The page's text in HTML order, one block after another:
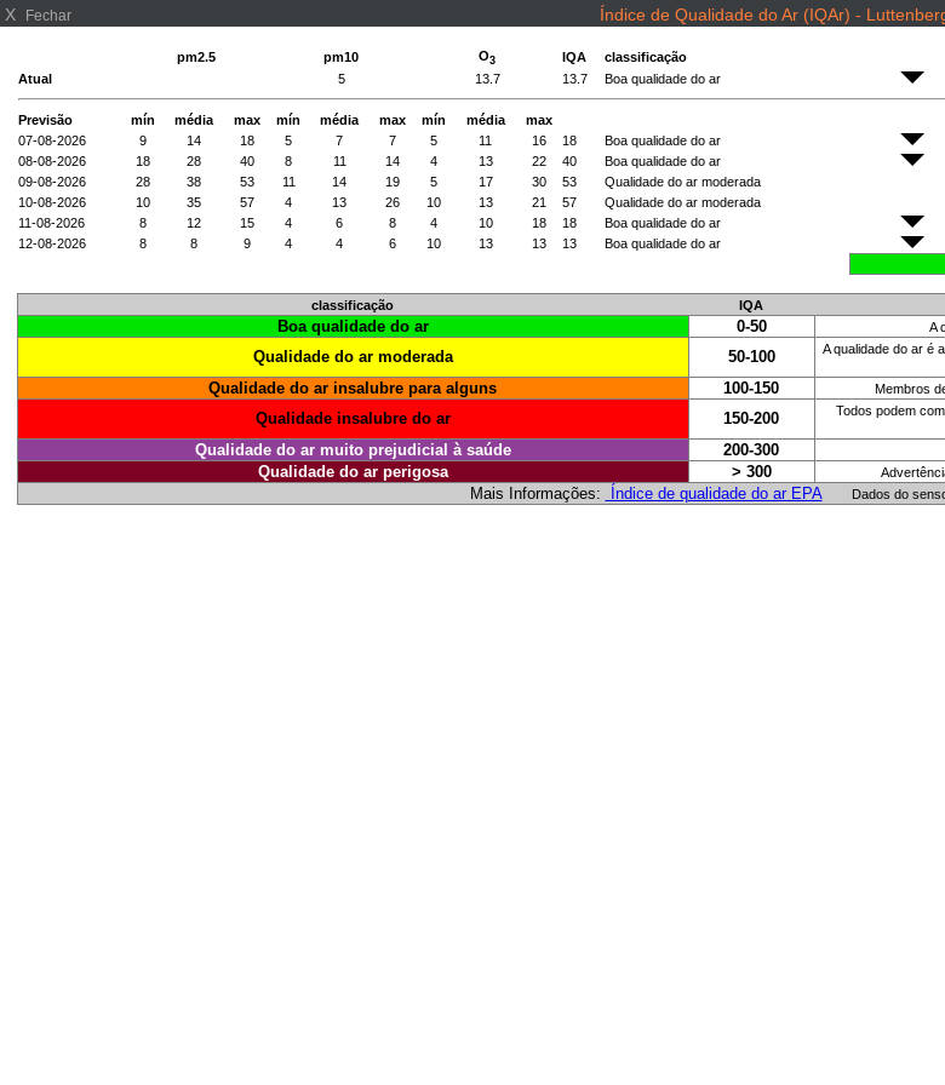
X Fechar Índice de Qualidade do Ar (IQAr) -
pm2.5 pm10 O3 IQA
classificação
Atual
5 13.7 13.7 Boa qualidade do ar
Previsão mín média max mín média max mín média
max
07-08-2026
9 14 18 5 7 7 5 11 16 18
Boa qualidade do ar
08-08-2026
18 28 40 8 11 14 4 13 22 40
Boa qualidade do ar
09-08-2026
28 38 53 11 14 19 5 17 30 53
Qualidade do ar moderada
10-08-2026
10 35 57 4 13 26 10 13 21 57
Qualidade do ar moderada
11-08-2026
8 12 15 4 6 8 4 10 18 18
Boa qualidade do ar
12-08-2026
8 8 9 4 4 6 10 13 13 13 Boa qualidade do ar
classificação IQA
Boa qualidade do ar 0-50 A
Qualidade do ar moderada 50-100
A qualidade do ar é
Qualidade do ar insalubre para alguns 100-150 Membros
Qualidade insalubre do ar 150-200
Todos podem
Qualidade do ar muito prejudicial à saúde 200-300
Qualidade do ar perigosa > 300
Mais Informações: Índice de qualidade do ar EPA Dados do